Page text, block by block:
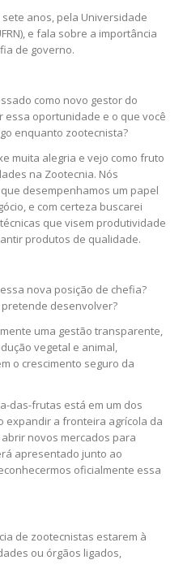
anos, pela Universidade
e fala sobre a importância
de governo.
como novo gestor do
essa oportunidade e o que você
enquanto zootecnista?
muita alegria e vejo como fruto
na Zootecnia. Nós
desempenhamos um papel
e com certeza buscarei
que visem produtividade
produtos de qualidade.
nova posição de chefia?
desenvolver?
uma gestão transparente,
vegetal e animal,
o crescimento seguro da
das-frutas está em um dos
expandir a fronteira agrícola da
novos mercados para
apresentado junto ao
oficialmente essa
de zootecnistas estarem à
ou órgãos ligados,